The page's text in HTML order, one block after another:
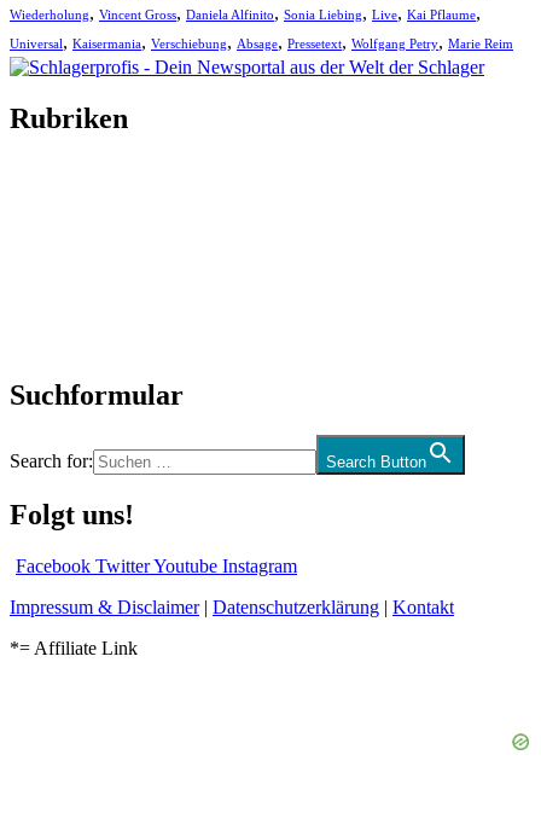
Wiederholung, Vincent Gross, Daniela Alfinito, Sonia Liebing, Live, Kai Pflaume,
Universal, Kaisermania, Verschiebung, Absage, Pressetext, Wolfgang Petry, Marie Reim
Rubriken
Suchformular
Search for: Search Button
Folgt uns!
Facebook TwitterYoutube Instagram
Impressum & Disclaimer| Datenschutzerklärung | Kontakt
*= Affiliate Link